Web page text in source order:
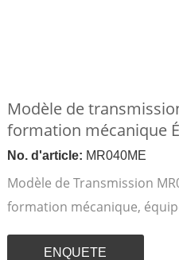
Modèle de
formation mécanique
No. d'article: MR040ME
Modèle de Transmission
formation mécanique,
ENQUETE